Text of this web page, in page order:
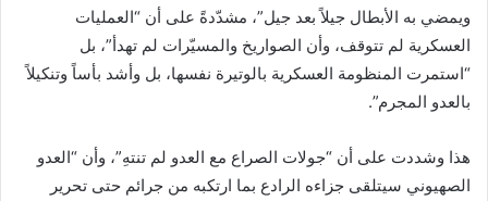
ويمضي به الأبطال جيلاً بعد جيل”، مشدّدةً على أن “العمليات
العسكرية لم تتوقف، وأن الصواريخ والمسيّرات لم تهدأ”، بل
“استمرت المنظومة العسكرية بالوتيرة نفسها، بل وأشد بأساً وتنكيلاً
بالعدو المجرم”.
هذا وشددت على أن “جولات الصراع مع العدو لم تنتهِ”، وأن “العدو
الصهيوني سيتلقى جزاءه الرادع بما ارتكبه من جرائم حتى تحرير